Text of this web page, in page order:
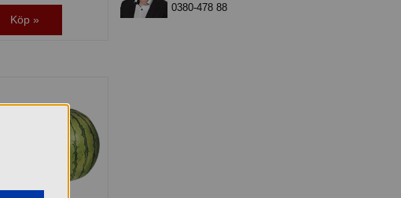
Köp »
0380-478 88